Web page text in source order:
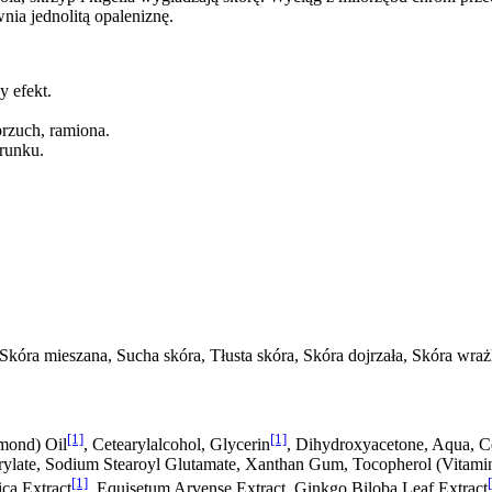
jednolitą opaleniznę.
efekt.
ramiona.
mieszana, Sucha skóra, Tłusta skóra, Skóra dojrzała, Skóra
Oil[1], Cetearylalcohol, Glycerin[1], Dihydroxyacetone, Aqua,
Sodium Stearoyl Glutamate, Xanthan Gum, Tocopherol
[1]